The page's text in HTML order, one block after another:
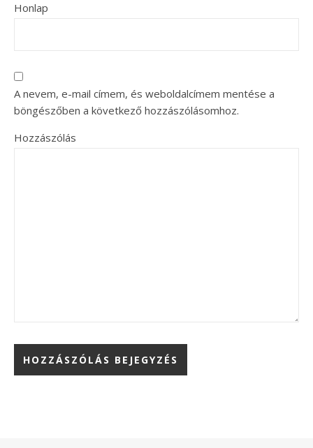
Honlap
A nevem, e-mail címem, és weboldalcímem mentése a
böngészőben a következő hozzászólásomhoz.
Hozzászólás